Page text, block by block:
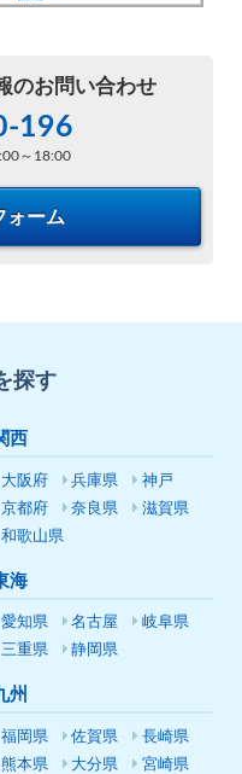
のお問い合わせ
196
～18:00
ォーム
探す
西
大阪府 兵庫県
神戸
京都府
奈良県
滋賀県
和歌山県
海
愛知県 名古屋
岐阜県
三重県
静岡県
州
福岡県 佐賀県
長崎県
熊本県
大分県
宮崎県